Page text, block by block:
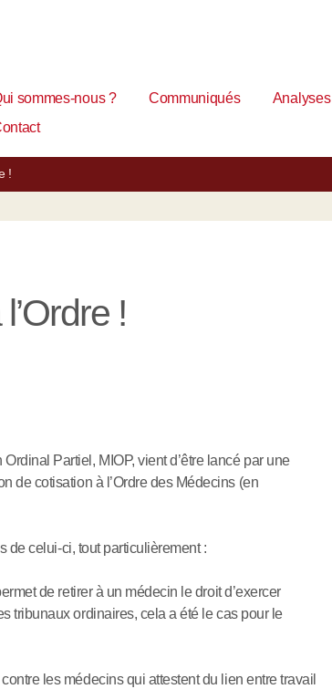
sommes-nous ? Communiqués Analyses
!
!
Partiel, MIOP, vient d’être lancé par une
de cotisation à l’Ordre des Médecins (en
de celui-ci, tout particulièrement :
de retirer à un médecin le droit d’exercer
tribunaux ordinaires, cela a été le cas pour le
les médecins qui attestent du lien entre travail